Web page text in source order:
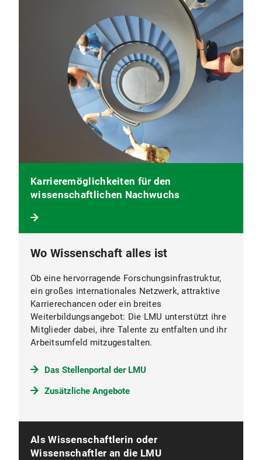
Wo Wissenschaft alles ist
Ob eine hervorragende Forschungsinfrastruktur,
ein großes internationales Netzwerk, attraktive
Karrierechancen oder ein breites
Weiterbildungsangebot: Die LMU unterstützt ihre
Mitglieder dabei, ihre Talente zu entfalten und ihr
Arbeitsumfeld mitzugestalten.
Das Stellenportal der LMU
Zusätzliche Angebote
Karrieremöglichkeiten für den
wissenschaftlichen Nachwuchs
Als Wissenschaftlerin oder
Wissenschaftler an die LMU